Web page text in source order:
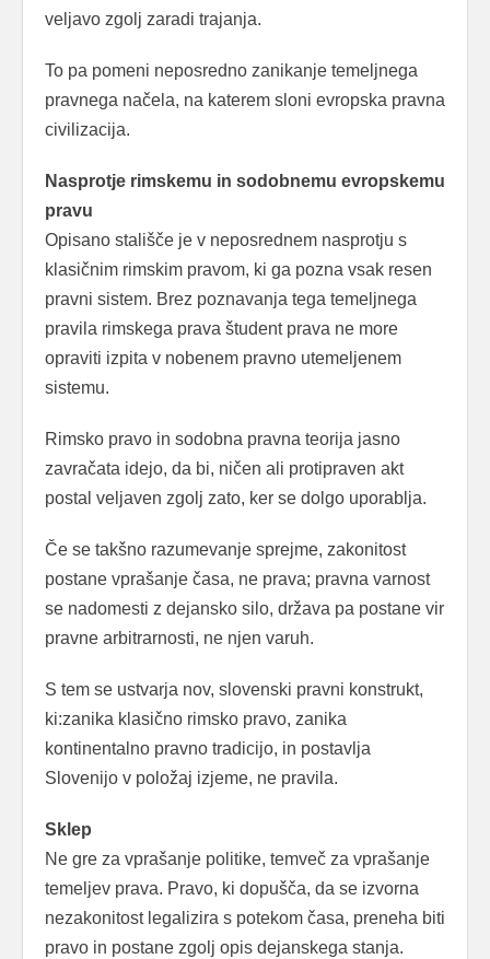
veljavo zgolj zaradi trajanja.
To pa pomeni neposredno zanikanje temeljnega
pravnega načela, na katerem sloni evropska pravna
civilizacija.
Nasprotje rimskemu in sodobnemu evropskemu
pravu
Opisano stališče je v neposrednem nasprotju s
klasičnim rimskim pravom, ki ga pozna vsak resen
pravni sistem. Brez poznavanja tega temeljnega
pravila rimskega prava študent prava ne more
opraviti izpita v nobenem pravno utemeljenem
sistemu.
Rimsko pravo in sodobna pravna teorija jasno
zavračata idejo, da bi, ničen ali protipraven akt
postal veljaven zgolj zato, ker se dolgo uporablja.
Če se takšno razumevanje sprejme, zakonitost
postane vprašanje časa, ne prava; pravna varnost
se nadomesti z dejansko silo, država pa postane vir
pravne arbitrarnosti, ne njen varuh.
S tem se ustvarja nov, slovenski pravni konstrukt,
ki:zanika klasično rimsko pravo, zanika
kontinentalno pravno tradicijo, in postavlja
Slovenijo v položaj izjeme, ne pravila.
Sklep
Ne gre za vprašanje politike, temveč za vprašanje
temeljev prava. Pravo, ki dopušča, da se izvorna
nezakonitost legalizira s potekom časa, preneha biti
pravo in postane zgolj opis dejanskega stanja.